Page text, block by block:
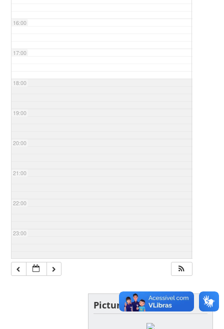
16:00
17:00
18:00
19:00
20:00
21:00
22:00
23:00
Picture of the day